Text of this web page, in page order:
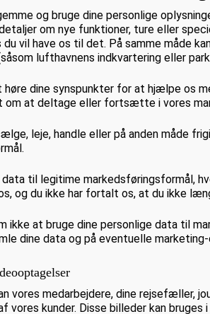
og bruge dine personlige
om nye funktioner, ture eller
du vil have os til det. På samme måde
lufthavnens indkvartering eller
høre dine synspunkter for at hjælpe os
om at deltage eller fortsætte i vores
leje, handle eller på anden måde
data til legitime markedsføringsformål,
og du ikke har fortalt os, at du ikke
ikke at bruge dine personlige data til
dine data og på eventuelle
vores medarbejdere, dine rejsefæller,
vores kunder. Disse billeder kan